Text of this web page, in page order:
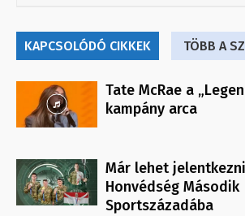
KAPCSOLÓDÓ CIKKEK TÖBB A
Tate McRae a
kampány arca
Már lehet
Honvédség Második
Sportszázadába